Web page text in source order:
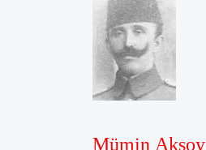
Mümin Aksoy